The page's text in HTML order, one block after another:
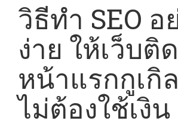
วิธีทำ SEO อ
ง่าย ให้เว็บติ
หน้าแรกกูเกิ
ไม่ต้องใช้เงิน